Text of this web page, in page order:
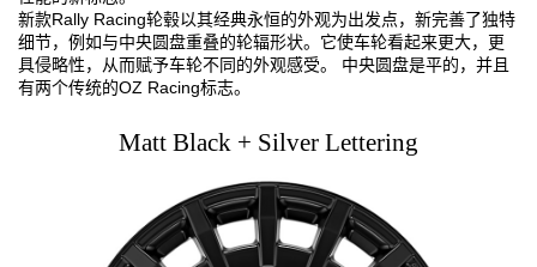
新款Rally Racing轮毂以其经典永恒的外观为出发点，新完善了独特
细节，例如与中央圆盘重叠的轮辐形状。它使车轮看起来更大，更
具侵略性，从而赋予车轮不同的外观感受。 中央圆盘是平的，并且
有两个传统的OZ Racing标志。
Matt Black + Silver Lettering